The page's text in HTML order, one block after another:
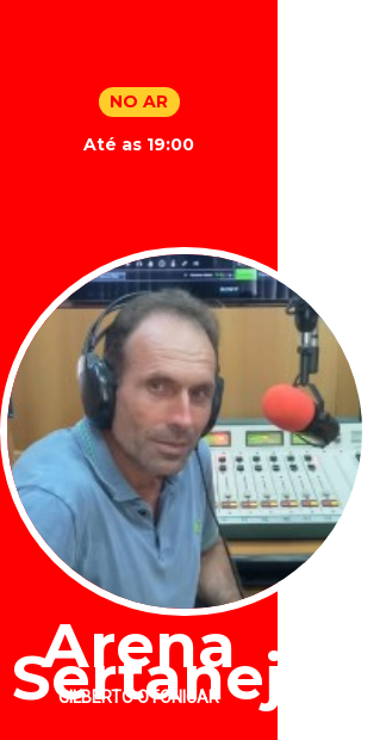
NO AR
Até as 19:00
Arena
Sertaneja
GILBERTO OTONICAR